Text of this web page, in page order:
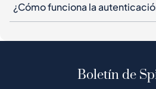
¿Cómo funciona la
Boletín de